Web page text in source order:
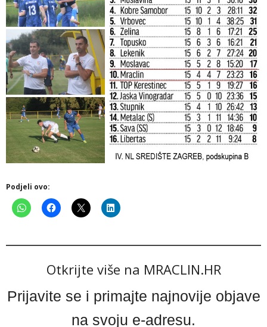
Podjeli ovo:
Otkrijte više na MRACLIN.HR
Prijavite se i primajte najnovije objave
na svoju e-adresu.